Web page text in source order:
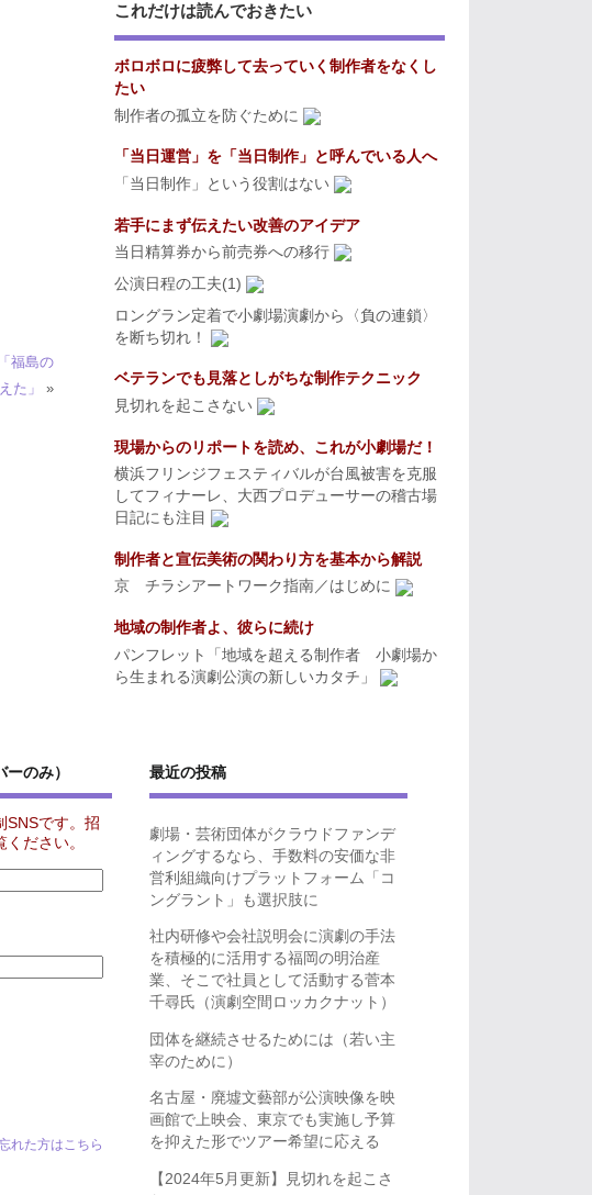
福島の
た」
»
これだけは読んでおきたい
ボロボロに疲弊して去っていく制作者をなくし
たい
制作者の孤立を防ぐために
「当日運営」を「当日制作」と呼んでいる人へ
「当日制作」という役割はない
若手にまず伝えたい改善のアイデア
当日精算券から前売券への移行
公演日程の工夫(1)
ロングラン定着で小劇場演劇から〈負の連鎖〉
を断ち切れ！
ベテランでも見落としがちな制作テクニック
見切れを起こさない
現場からのリポートを読め、これが小劇場だ！
横浜フリンジフェスティバルが台風被害を克服
してフィナーレ、大西プロデューサーの稽古場
日記にも注目
制作者と宣伝美術の関わり方を基本から解説
京 チラシアートワーク指南／はじめに
地域の制作者よ、彼らに続け
パンフレット「地域を超える制作者 小劇場か
ら生まれる演劇公演の新しいカタチ」
のみ）
SNSです。招
ください。
れた方はこちら
最近の投稿
劇場・芸術団体がクラウドファンデ
ィングするなら、手数料の安価な非
営利組織向けプラットフォーム「コ
ングラント」も選択肢に
社内研修や会社説明会に演劇の手法
を積極的に活用する福岡の明治産
業、そこで社員として活動する菅本
千尋氏（演劇空間ロッカクナット）
団体を継続させるためには（若い主
宰のために）
名古屋・廃墟文藝部が公演映像を映
画館で上映会、東京でも実施し予算
を抑えた形でツアー希望に応える
【2024年5月更新】見切れを起こさ